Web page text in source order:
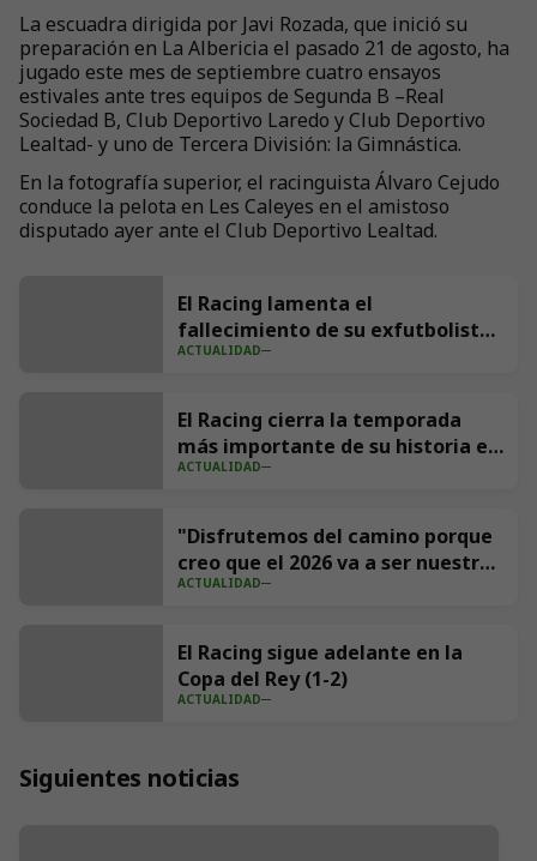
La escuadra dirigida por Javi Rozada, que inició su
preparación en La Albericia el pasado 21 de agosto, ha
jugado este mes de septiembre cuatro ensayos
estivales ante tres equipos de Segunda B –Real
Sociedad B, Club Deportivo Laredo y Club Deportivo
Lealtad- y uno de Tercera División: la Gimnástica.
En la fotografía superior, el racinguista Álvaro Cejudo
conduce la pelota en Les Caleyes en el amistoso
disputado ayer ante el Club Deportivo Lealtad.
El Racing lamenta el
fallecimiento de su exfutbolista
Andrés Parada ‘Suco’
ACTUALIDAD
El Racing cierra la temporada
más importante de su historia en
redes con 539 millones de
ACTUALIDAD
"Disfrutemos del camino porque
creo que el 2026 va a ser nuestro
año"
ACTUALIDAD
El Racing sigue adelante en la
Copa del Rey (1-2)
ACTUALIDAD
Siguientes noticias